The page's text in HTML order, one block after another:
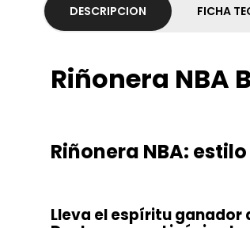
DESCRIPCION FICHA
Riñonera NBA
Riñonera NBA:
Lleva el espíritu ganador